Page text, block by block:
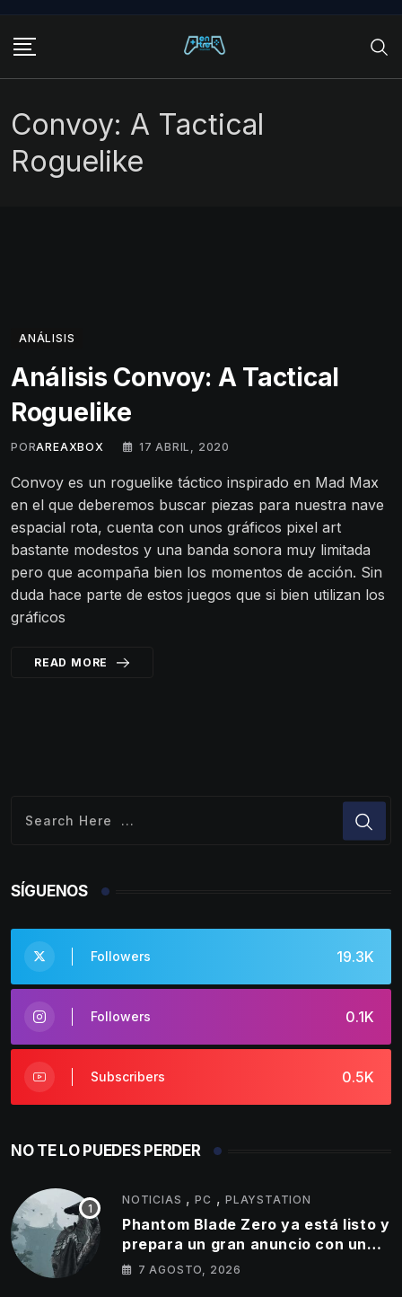
content
Convoy: A Tactical
Roguelike
ANÁLISIS
Análisis Convoy: A Tactical
Roguelike
PORAREAXBOX 17 ABRIL, 2020
Convoy es un roguelike táctico inspirado en Mad Max
en el que deberemos buscar piezas para nuestra nave
espacial rota, cuenta con unos gráficos pixel art
bastante modestos y una banda sonora muy limitada
pero que acompaña bien los momentos de acción. Sin
duda hace parte de estos juegos que si bien utilizan los
gráficos
READ MORE
SÍGUENOS
19.3K
Followers
0.1K
Followers
0.5K
Subscribers
NO TE LO PUEDES PERDER
NOTICIAS ,PC ,PLAYSTATION
Phantom Blade Zero ya está listo y
prepara un gran anuncio con un
tráiler de 11 minutos
7 AGOSTO, 2026